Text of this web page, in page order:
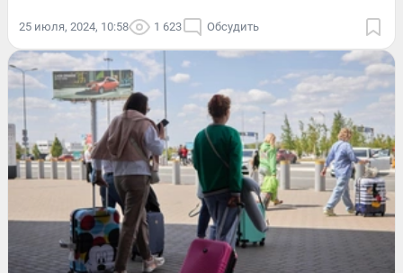
25 июля, 2024, 10:58 1 623 Обсудить